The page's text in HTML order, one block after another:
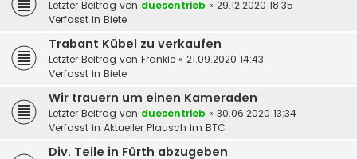
Letzter Beitrag von duesentrieb « 29.12.2020 18:35
Verfasst in Biete
Trabant Kübel zu verkaufen
Letzter Beitrag von Frankie « 21.09.2020 14:43
Verfasst in Biete
Wir trauern um einen Kameraden
Letzter Beitrag von duesentrieb « 30.06.2020 13:34
Verfasst in Aktueller Plausch im BTC
Div. Teile in Fürth abzugeben